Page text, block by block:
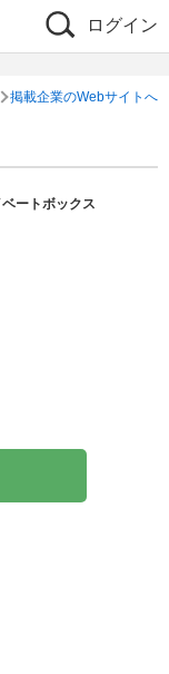
ログイン
掲載企業のWebサイトへ
ートボックス